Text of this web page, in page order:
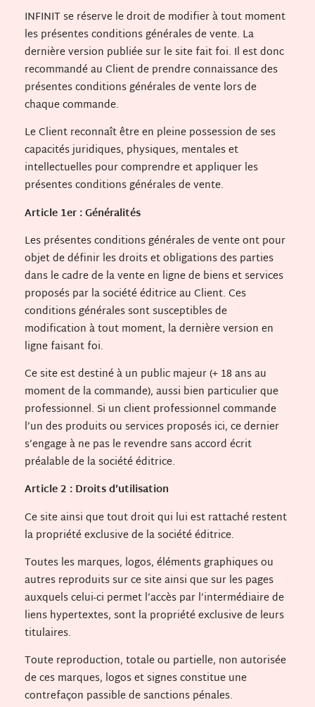
INFINIT se réserve le droit de modifier à tout moment
les présentes conditions générales de vente. La
dernière version publiée sur le site fait foi. Il est donc
recommandé au Client de prendre connaissance des
présentes conditions générales de vente lors de
chaque commande.
Le Client reconnaît être en pleine possession de ses
capacités juridiques, physiques, mentales et
intellectuelles pour comprendre et appliquer les
présentes conditions générales de vente.
Article 1er : Généralités
Les présentes conditions générales de vente ont pour
objet de définir les droits et obligations des parties
dans le cadre de la vente en ligne de biens et services
proposés par la société éditrice au Client. Ces
conditions générales sont susceptibles de
modification à tout moment, la dernière version en
ligne faisant foi.
Ce site est destiné à un public majeur (+ 18 ans au
moment de la commande), aussi bien particulier que
professionnel. Si un client professionnel commande
l’un des produits ou services proposés ici, ce dernier
s’engage à ne pas le revendre sans accord écrit
préalable de la société éditrice.
Article 2 : Droits d’utilisation
Ce site ainsi que tout droit qui lui est rattaché restent
la propriété exclusive de la société éditrice.
Toutes les marques, logos, éléments graphiques ou
autres reproduits sur ce site ainsi que sur les pages
auxquels celui-ci permet l’accès par l’intermédiaire de
liens hypertextes, sont la propriété exclusive de leurs
titulaires.
Toute reproduction, totale ou partielle, non autorisée
de ces marques, logos et signes constitue une
contrefaçon passible de sanctions pénales.